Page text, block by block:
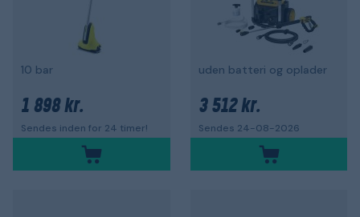
10 bar
1 898 kr.
Sendes inden for 24 timer!
uden batteri og oplader
3 512 kr.
Sendes 24-08-2026